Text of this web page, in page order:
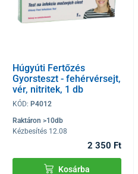
Húgyúti Fertőzés
Gyorsteszt - fehérvérsejt,
vér, nitritek, 1 db
KÓD: P4012
Raktáron >10db
Kézbesítés 12.08
2 350 Ft
Kosárba